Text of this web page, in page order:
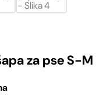
za pse S-M